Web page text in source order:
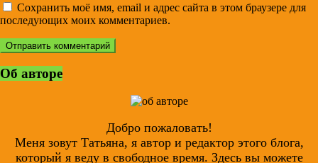
Сохранить моё имя, email и адрес сайта в этом браузере для
последующих моих комментариев.
Об авторе
Добро пожаловать!
Меня зовут Татьяна, я автор и редактор этого блога,
который я веду в свободное время. Здесь вы можете